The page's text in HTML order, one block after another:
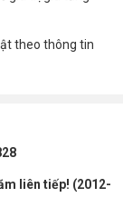
theo thông tin
liên tiếp! (2012-